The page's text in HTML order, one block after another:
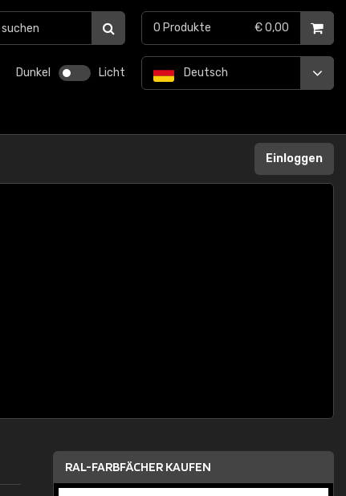
Dunkel Licht Deutsch
0 Produkte € 0,00
Einloggen
RAL-FARBFÄCHER KAUFEN